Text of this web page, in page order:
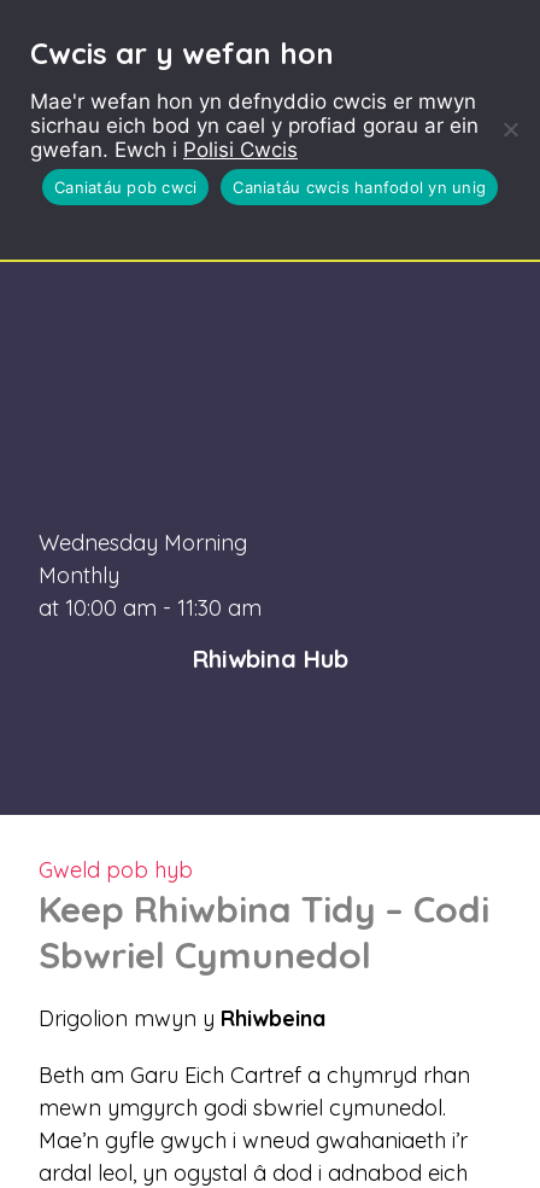
Gweld pob hyb
Keep Rhiwbina Tidy – Codi
Sbwriel Cymunedol
Drigolion mwyn y Rhiwbeina
Beth am Garu Eich Cartref a chymryd rhan
mewn ymgyrch godi sbwriel cymunedol.
Mae’n gyfle gwych i wneud gwahaniaeth i’r
ardal leol, yn ogystal â dod i adnabod eich
Wednesday Morning
Monthly
at 10:00 am - 11:30 am
Rhiwbina Hub
Cwcis ar y wefan hon
Mae'r wefan hon yn defnyddio cwcis er mwyn
sicrhau eich bod yn cael y profiad gorau ar ein
gwefan. Ewch i Polisi Cwcis
Caniatáu pob cwci Caniatáu cwcis hanfodol yn unig